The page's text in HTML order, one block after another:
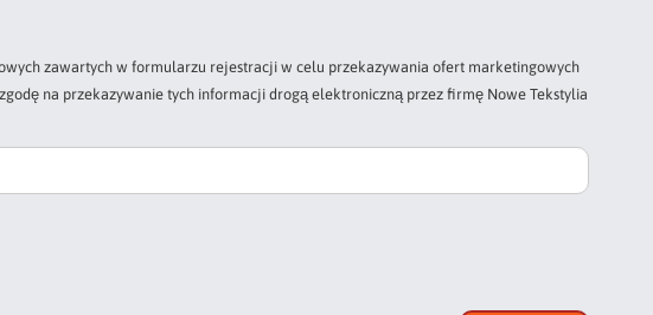
zawartych w formularzu rejestracji w celu przekazywania ofert marketingowych
na przekazywanie tych informacji drogą elektroniczną przez firmę Nowe Tekstylia